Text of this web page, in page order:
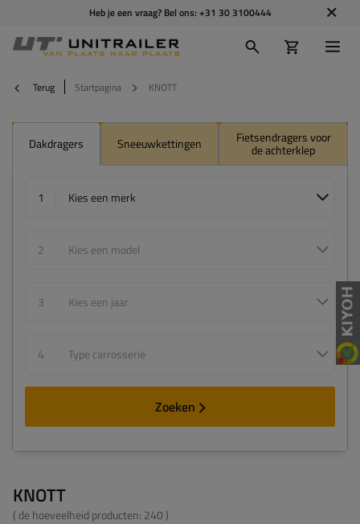
Heb je een vraag? Bel ons: +31 30 3100444
Terug Startpagina KNOTT
Dakdragers Sneeuwkettingen Fietsendragers voor
de achterklep
1 Kies een merk
2 Kies een model
3 Kies een jaar
4 Type carrosserie
Zoeken
KNOTT
( de hoeveelheid producten: 240 )